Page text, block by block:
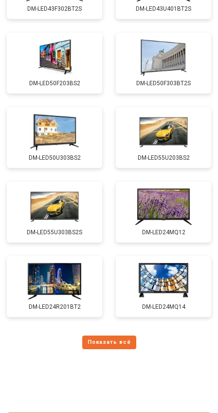
DM-LED43F302BT2S DM-LED43U401BT2S
DM-LED50F203BS2 DM-LED50F303BT2S
DM-LED50U303BS2 DM-LED55U203BS2
DM-LED55U303BS2S DM-LED24MQ12
DM-LED24R201BT2 DM-LED24MQ14